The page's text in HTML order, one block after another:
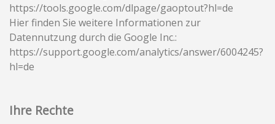
https://tools.google.com/dlpage/gaoptout?hl=de
Hier finden Sie weitere Informationen zur
Datennutzung durch die Google Inc.:
https://support.google.com/analytics/answer/6004245?
hl=de
Ihre Rechte